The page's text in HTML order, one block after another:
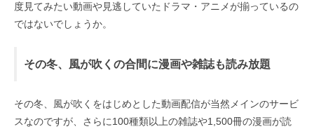
度見てみたい動画や見逃していたドラマ・アニメが揃っているの
ではないでしょうか。
その冬、風が吹くの合間に漫画や雑誌も読み放題
その冬、風が吹くをはじめとした動画配信が当然メインのサービ
スなのですが、さらに100種類以上の雑誌や1,500冊の漫画が読